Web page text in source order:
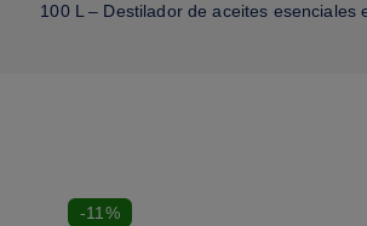
100 L – Destilador de aceites esenciales
-11%